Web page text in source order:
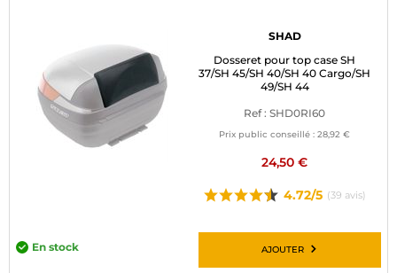
SHAD
Dosseret pour top case SH
37/SH 45/SH 40/SH 40 Cargo/SH
49/SH 44
Ref : SHD0RI60
Prix public conseillé : 28,92 €
24,50 €
4.72/5 (39 avis)
En stock AJOUTER